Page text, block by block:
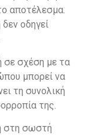
αποτέλεσμα.
οδηγεί
σε σχέση με τα
μπορεί να
τη συνολική
της.
στη σωστή